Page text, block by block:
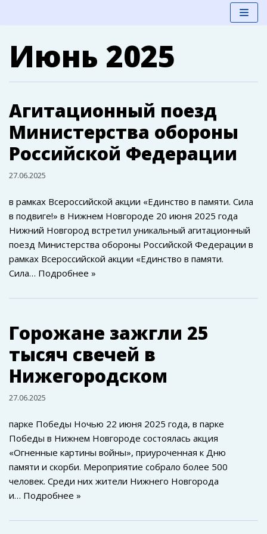
к
содержимому
Июнь 2025
Агитационный поезд
Министерства обороны
Российской Федерации
27.06.2025
в рамках Всероссийской акции «Единство в памяти. Сила
в подвиге!» в Нижнем Новгороде 20 июня 2025 года
Нижний Новгород встретил уникальный агитационный
поезд Министерства обороны Российской Федерации в
рамках Всероссийской акции «Единство в памяти.
Сила… Подробнее »
Горожане зажгли 25
тысяч свечей в
Нижегородском
27.06.2025
парке Победы Ночью 22 июня 2025 года, в парке
Победы в Нижнем Новгороде состоялась акция
«Огненные картины войны», приуроченная к Дню
памяти и скорби. Мероприятие собрало более 500
человек. Среди них жители Нижнего Новгорода
и… Подробнее »